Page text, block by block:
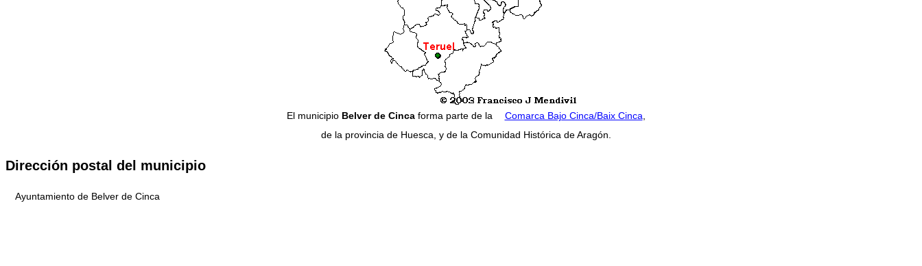
El municipio Belver de Cincaforma parte de la Comarca Bajo Cinca/Baix Cinca,
de la provincia de Huesca, y de la Comunidad Histórica de Aragón.
Dirección postal del municipio
Ayuntamiento de Belver de Cinca